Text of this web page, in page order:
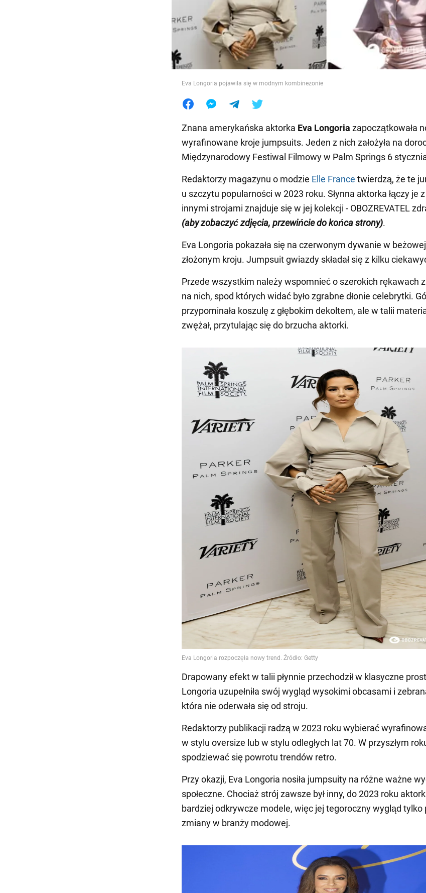
Jedzenie
Eva Longoria pojawiła się w modnym kombinezonie
Znana amerykańska aktorka Eva Longoria zapoczątkowała
wyrafinowane kroje jumpsuits. Jeden z nich założyła na
Międzynarodowy Festiwal Filmowy w Palm Springs 6
Redaktorzy magazynu o modzie Elle France twierdzą, że te
u szczytu popularności w 2023 roku. Słynna aktorka łączy je
innymi strojami znajduje się w jej kolekcji - OBOZREVATEL
(aby zobaczyć zdjęcia, przewińcie do końca strony).
Eva Longoria pokazała się na czerwonym dywanie w
złożonym kroju. Jumpsuit gwiazdy składał się z kilku
Przede wszystkim należy wspomnieć o szerokich rękawach
na nich, spod których widać było zgrabne dłonie celebrytki.
przypominała koszulę z głębokim dekoltem, ale w talii
zwężał, przytulając się do brzucha aktorki.
Drapowany efekt w talii płynnie przechodził w klasyczne
Longoria uzupełniła swój wygląd wysokimi obcasami i
która nie oderwała się od stroju.
Redaktorzy publikacji radzą w 2023 roku wybierać
w stylu oversize lub w stylu odległych lat 70. W przyszłym
spodziewać się powrotu trendów retro.
Przy okazji, Eva Longoria nosiła jumpsuity na różne ważne
społeczne. Chociaż strój zawsze był inny, do 2023 roku
bardziej odkrywcze modele, więc jej tegoroczny wygląd tylko
zmiany w branży modowej.